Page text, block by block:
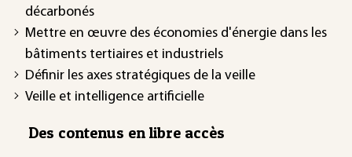
décarbonés
Mettre en œuvre des économies d'énergie dans les
bâtiments tertiaires et industriels
Définir les axes stratégiques de la veille
Veille et intelligence artificielle
Des contenus en libre accès